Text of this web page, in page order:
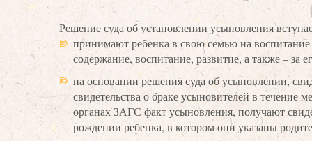
Решение суда об установлении усыновления
принимают ребенка в свою семью на воспитание
содержание, воспитание, развитие, а также – за
на основании решения суда об усыновлении,
свидетельства о браке усыновителей в течение
органах ЗАГС факт усыновления, получают
рождении ребенка, в котором они указаны